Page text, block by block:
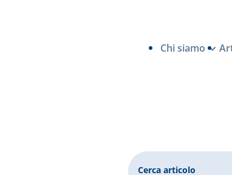
Chi siamo
Cerca articolo